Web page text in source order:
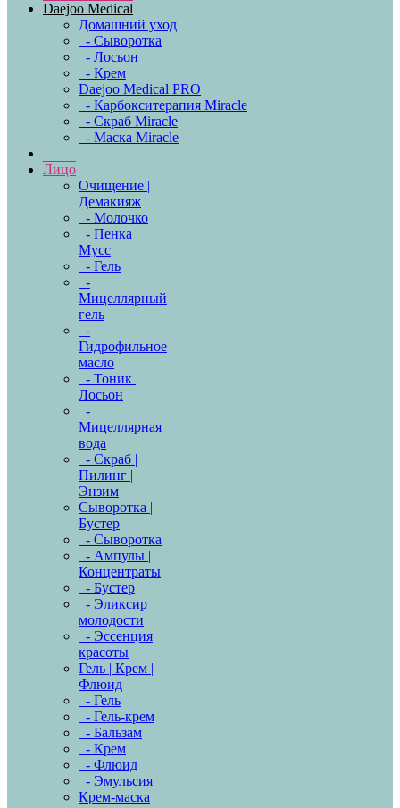
Daejoo Medical
Домашний уход
- Сыворотка
- Лосьон
- Крем
Daejoo Medical PRO
- Карбокситерапия Miracle
- Скраб Miracle
- Маска Miracle
Лицо
Очищение |
Демакияж
- Молочко
- Пенка |
Мусс
- Гель
-
Мицеллярный
гель
-
Гидрофильное
масло
- Тоник |
Лосьон
-
Мицеллярная
вода
- Скраб |
Пилинг |
Энзим
Сыворотка |
Бустер
- Сыворотка
- Ампулы |
Концентраты
- Бустер
- Эликсир
молодости
- Эссенция
красоты
Гель | Крем |
Флюид
- Гель
- Гель-крем
- Бальзам
- Крем
- Флюид
- Эмульсия
Крем-маска